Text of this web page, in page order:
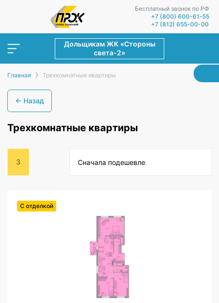
Бесплатный звонок по РФ
+7 (800) 600-61-55
+7 (812) 655-00-00
Дольщикам ЖК «Стороны
света-2»
Главная › Трехкомнатные квартиры
← Назад
Трехкомнатные квартиры
3 Сначала подешевле
С отделкой